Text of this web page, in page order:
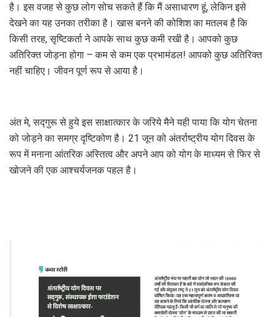
है। इस वजह से कुछ लोग सोच सकते हैं कि मैं असाधारण हूं, लेकिन इसे
देखने का यह उनका तरीका है। खास बनने की कोशिश का मतलब है कि
किसी तरह, सृष्टिकर्ता ने आपके साथ कुछ कमी रखी है। आपको कुछ
अतिरिक्त जोड़ना होगा – कम से कम एक प्रभामंडल! आपको कुछ अतिरिक्त
नहीं चाहिए। जीवन पूर्ण रूप से आया है।
अंत मे, सद्गुरू से हुये इस साक्षात्कार के जरिये मैने यही पाया कि योग चेतना
को जोड़ने का समग्र दृष्टिकोण है। 21 जून को अंतर्राष्ट्रीय योग दिवस के
रूप में मनाना आंतरिक अस्तित्व और अपने आप को योग के माध्यम से फिर से
खोजने की एक आश्चर्यजनक पहल है।